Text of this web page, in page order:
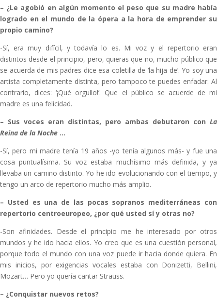
– ¿Le agobió en algún momento el peso que su madre había
logrado en el mundo de la ópera a la hora de emprender su
propio camino?
-Sí, era muy difícil, y todavía lo es. Mi voz y el repertorio eran
distintos desde el principio, pero, quieras que no, mucho público que
se acuerda de mis padres dice esa coletilla de ‘la hija de’. Yo soy una
artista completamente distinta, pero tampoco te puedes enfadar. Al
contrario, dices: ‘¡Qué orgullo!’. Que el público se acuerde de mi
madre es una felicidad.
– Sus voces eran distintas, pero ambas debutaron con La
Reina de la Noche …
-Sí, pero mi madre tenía 19 años -yo tenía algunos más- y fue una
cosa puntualísima. Su voz estaba muchísimo más definida, y ya
llevaba un camino distinto. Yo he ido evolucionando con el tiempo, y
tengo un arco de repertorio mucho más amplio.
– Usted es una de las pocas sopranos mediterráneas con
repertorio centroeuropeo, ¿por qué usted sí y otras no?
-Son afinidades. Desde el principio me he interesado por otros
mundos y he ido hacia ellos. Yo creo que es una cuestión personal,
porque todo el mundo con una voz puede ir hacia donde quiera. En
mis inicios, por exigencias vocales estaba con Donizetti, Bellini,
Mozart… Pero yo quería cantar Strauss.
– ¿Conquistar nuevos retos?